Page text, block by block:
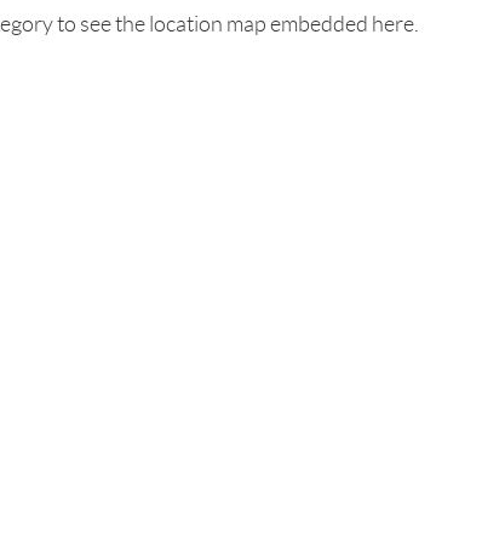
to see the location map embedded here.